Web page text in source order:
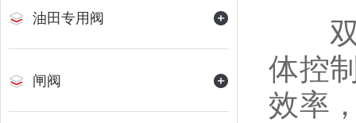
油田专用阀
闸阀
双
体控
效率